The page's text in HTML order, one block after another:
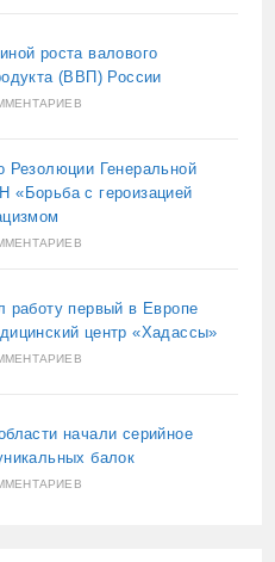
роста валового
(ВВП) России
Резолюции Генеральной
«Борьба с героизацией
работу первый в Европе
центр «Хадассы»
начали серийное
балок